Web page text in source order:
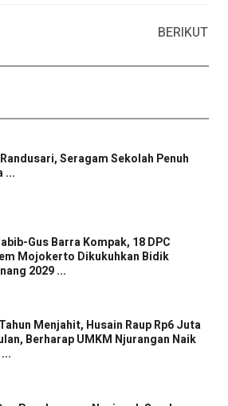
BERIKUT
Seragam Sekolah Penuh
...
Gus Barra Kompak, 18 DPC
Mojokerto Dikukuhkan Bidik
2029 ...
Menjahit, Husain Raup Rp6 Juta
Berharap UMKM Njurangan Naik